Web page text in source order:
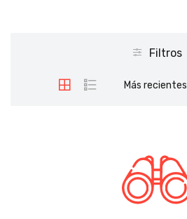
Filtros
Más recientes